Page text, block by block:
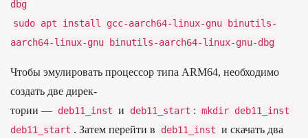
dbg
sudo apt install gcc-aarch64-linux-gnu binutils-
aarch64-linux-gnu binutils-aarch64-linux-gnu-dbg
Что­бы эму­лиро­вать про­цес­сор типа ARM64, необ­ходимо
соз­дать две дирек­
тории — deb11_inst и deb11_start : mkdir deb11_inst
deb11_start . Затем перей­ти в deb11_inst и ска­чать два